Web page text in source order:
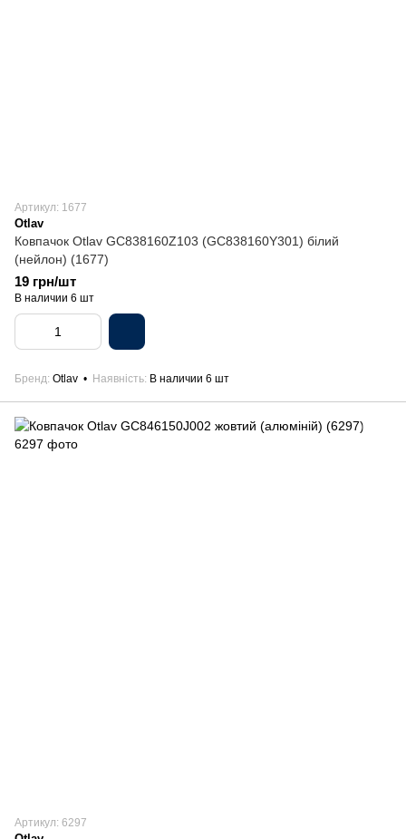
Артикул: 1677
Otlav
Ковпачок Otlav GC838160Z103 (GC838160Y301) білий
(нейлон) (1677)
19 грн/шт
В наличии 6 шт
Бренд Otlav Наявність В наличии 6 шт
Артикул: 6297